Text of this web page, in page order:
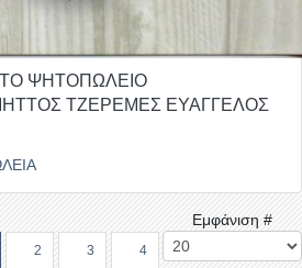
ΨΗΤΟΠΩΛΕΙΟ
ΤΖΕΡΕΜΕΣ ΕΥΑΓΓΕΛΟΣ
Εμφάνιση #
2 3 4